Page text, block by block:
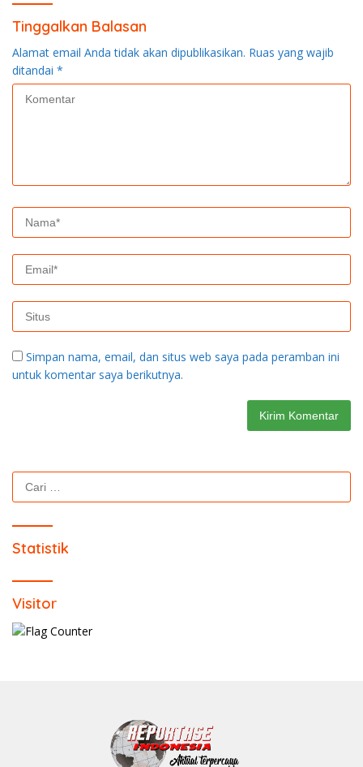
Tinggalkan Balasan
Alamat email Anda tidak akan dipublikasikan. Ruas yang wajib
ditandai *
Simpan nama, email, dan situs web saya pada peramban ini
untuk komentar saya berikutnya.
Cari
untuk:
Statistik
Visitor